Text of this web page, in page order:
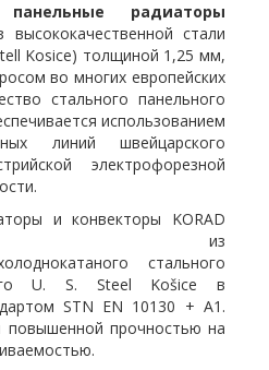
панельные радиаторы
высококачественной стали
Kosice) толщиной 1,25 мм,
во многих европейских
стального панельного
использованием
линий швейцарского
электрофорезной
и конвекторы KORAD
из
стального
U. S. Steel Košice в
STN EN 10130 + A1.
повышенной прочностью на